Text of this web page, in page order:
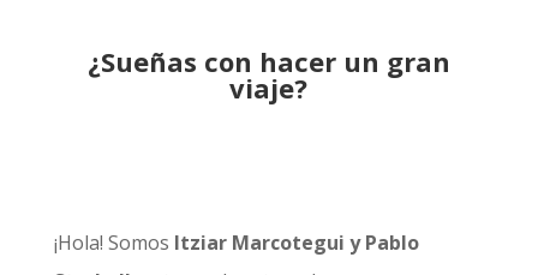
¿Sueñas con hacer un gran
viaje?
¡Hola! Somos Itziar Marcotegui y Pablo